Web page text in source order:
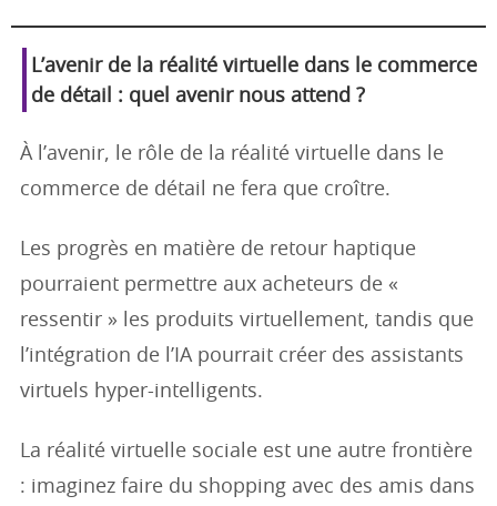
L’avenir de la réalité virtuelle dans le commerce
de détail : quel avenir nous attend ?
À l’avenir, le rôle de la réalité virtuelle dans le
commerce de détail ne fera que croître.
Les progrès en matière de retour haptique
pourraient permettre aux acheteurs de «
ressentir » les produits virtuellement, tandis que
l’intégration de l’IA pourrait créer des assistants
virtuels hyper-intelligents.
La réalité virtuelle sociale est une autre frontière
: imaginez faire du shopping avec des amis dans